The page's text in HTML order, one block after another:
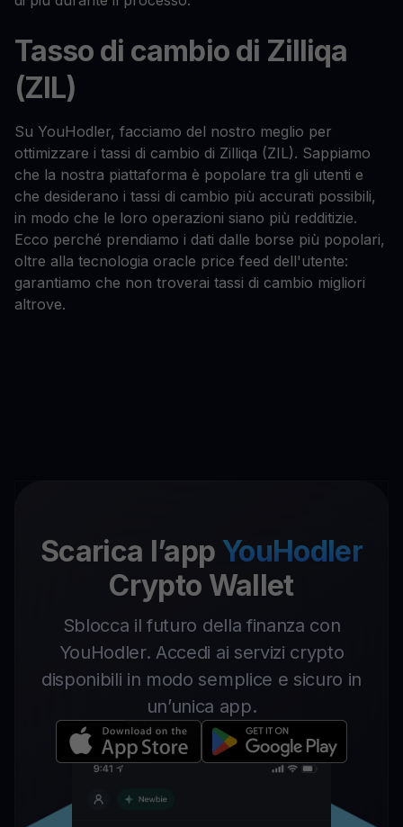
Tasso di cambio di Zilliqa
(ZIL)
Su YouHodler, facciamo del nostro meglio per
ottimizzare i tassi di cambio di Zilliqa (ZIL). Sappiamo
che la nostra piattaforma è popolare tra gli utenti e
che desiderano i tassi di cambio più accurati possibili,
in modo che le loro operazioni siano più redditizie.
Ecco perché prendiamo i dati dalle borse più popolari,
oltre alla tecnologia oracle price feed dell'utente:
garantiamo che non troverai tassi di cambio migliori
altrove.
Scarica l’app YouHodler
Crypto Wallet
Sblocca il futuro della finanza con
YouHodler. Accedi ai servizi crypto
disponibili in modo semplice e sicuro in
un’unica app.